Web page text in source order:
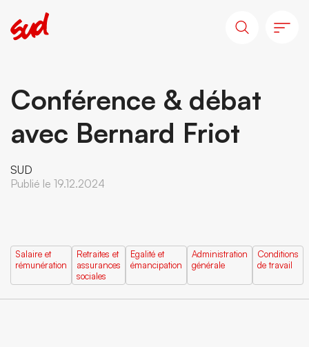
Conférence & débat
avec Bernard Friot
SUD
Publié le 19.12.2024
Salaire et
rémunération
Retraites et
assurances
sociales
Egalité et
émancipation
Administration
générale
Conditions
de travail